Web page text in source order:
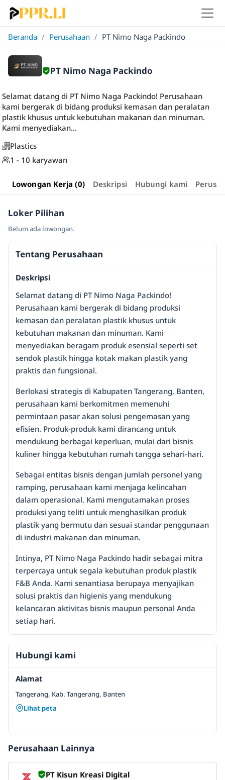
Beranda / Perusahaan / PT Nimo Naga Packindo
PT Nimo Naga Packindo
Selamat datang di PT Nimo Naga Packindo! Perusahaan
kami bergerak di bidang produksi kemasan dan peralatan
plastik khusus untuk kebutuhan makanan dan minuman.
Kami menyediakan...
Plastics
1 - 10 karyawan
Lowongan Kerja (0) Deskripsi Hubungi kami
Loker Pilihan
Belum ada lowongan.
Tentang Perusahaan
Deskripsi
Selamat datang di PT Nimo Naga Packindo!
Perusahaan kami bergerak di bidang produksi
kemasan dan peralatan plastik khusus untuk
kebutuhan makanan dan minuman. Kami
menyediakan beragam produk esensial seperti set
sendok plastik hingga kotak makan plastik yang
praktis dan fungsional.
Berlokasi strategis di Kabupaten Tangerang, Banten,
perusahaan kami berkomitmen memenuhi
permintaan pasar akan solusi pengemasan yang
efisien. Produk-produk kami dirancang untuk
mendukung berbagai keperluan, mulai dari bisnis
kuliner hingga kebutuhan rumah tangga sehari-hari.
Sebagai entitas bisnis dengan jumlah personel yang
ramping, perusahaan kami menjaga kelincahan
dalam operasional. Kami mengutamakan proses
produksi yang teliti untuk menghasilkan produk
plastik yang bermutu dan sesuai standar penggunaan
di industri makanan dan minuman.
Intinya, PT Nimo Naga Packindo hadir sebagai mitra
terpercaya untuk segala kebutuhan produk plastik
F&B Anda. Kami senantiasa berupaya menyajikan
solusi praktis dan higienis yang mendukung
kelancaran aktivitas bisnis maupun personal Anda
setiap hari.
Hubungi kami
Alamat
Tangerang, Kab. Tangerang, Banten
Lihat peta
Perusahaan Lainnya
PT Kisun Kreasi Digital